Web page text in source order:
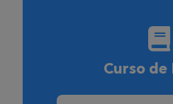
Curso de